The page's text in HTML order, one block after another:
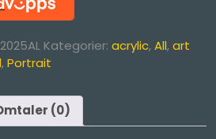
Kategorier: acrylic,All,art
,Portrait
(0)